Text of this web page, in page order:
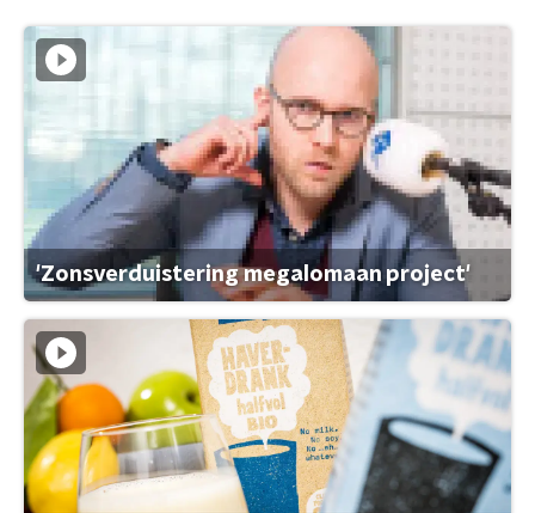
'Zonsverduistering megalomaan project'